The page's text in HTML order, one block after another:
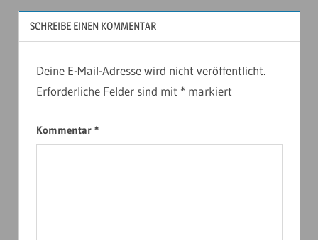
SCHREIBE EINEN KOMMENTAR
Deine E-Mail-Adresse wird nicht veröffentlicht.
Erforderliche Felder sind mit *markiert
Kommentar *